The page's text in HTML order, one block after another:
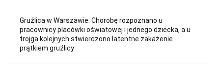
Gruźlica w Warszawie. Chorobę rozpoznano u
pracownicy placówki oświatowej i jednego dziecka, a u
trojga kolejnych stwierdzono latentne zakażenie
prątkiem gruźlicy